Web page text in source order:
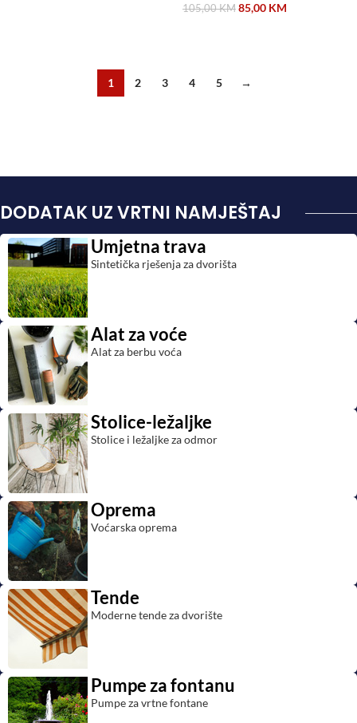
105,00KM 85,00 KM
1 2 3 4 5 →
DODATAK UZ VRTNI NAMJEŠTAJ
Umjetna trava
Sintetička rješenja za dvorišta
Alat za voće
Alat za berbu voća
Stolice-ležaljke
Stolice i ležaljke za odmor
Oprema
Voćarska oprema
Tende
Moderne tende za dvorište
Pumpe za fontanu
Pumpe za vrtne fontane